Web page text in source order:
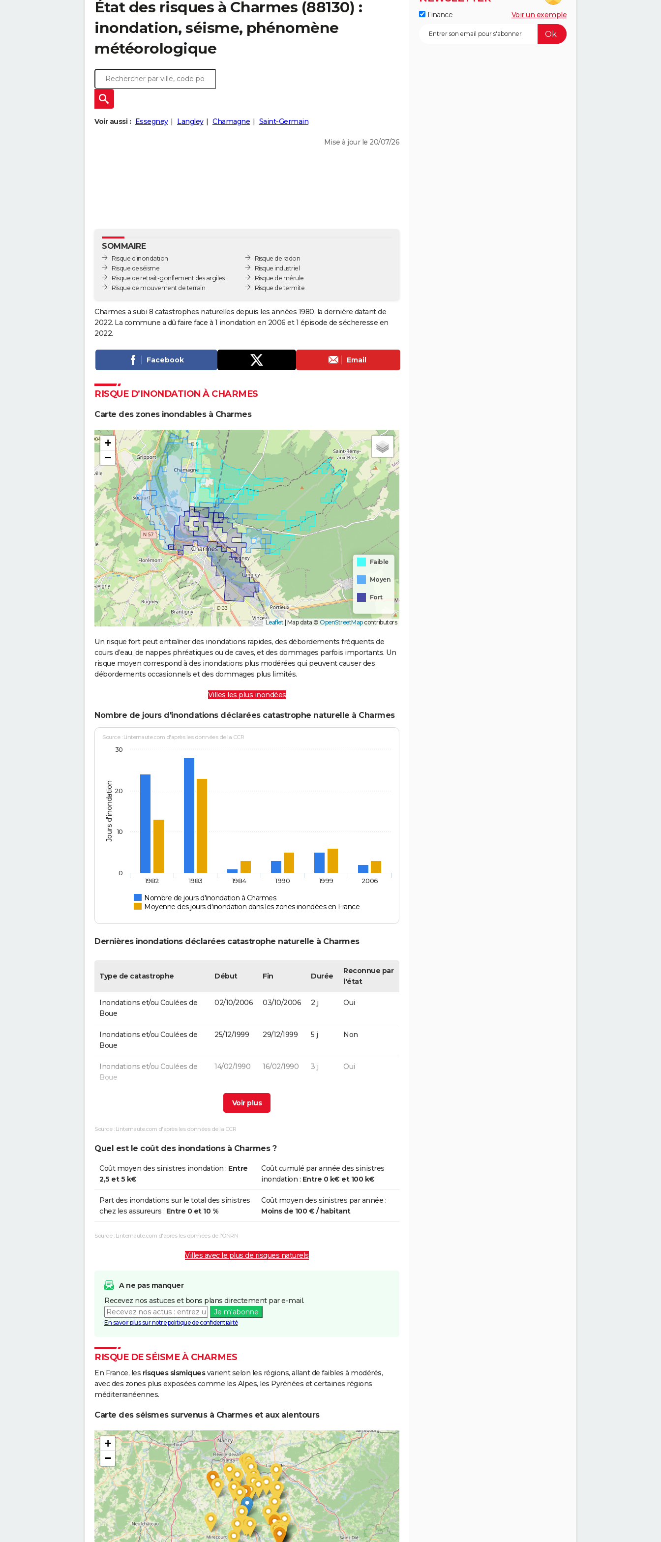
État des risques à Charmes (88130) :
inondation, séisme, phénomène
météorologique
Voir aussi : Essegney Langley Chamagne Saint-Germain
Mise à jour le 20/07/26
SOMMAIRE
Risque d’inondation
Risque de séisme
Risque de retrait-gonflement des argiles
Risque de mouvement de terrain
Risque de radon
Risque industriel
Risque de mérule
Risque de termite
Charmes a subi 8 catastrophes naturelles depuis les années 1980, la dernière datant de
2022. La commune a dû faire face à 1 inondation en 2006 et 1 épisode de sécheresse en
2022.
Facebook Email
RISQUE D’INONDATION À CHARMES
Carte des zones inondables à Charmes
+
−
Faible
Moyen
Fort
Leaflet Map data © OpenStreetMapcontributors
Un risque fort peut entraîner des inondations rapides, des débordements fréquents de
cours d’eau, de nappes phréatiques ou de caves, et des dommages parfois importants. Un
risque moyen correspond à des inondations plus modérées qui peuvent causer des
débordements occasionnels et des dommages plus limités.
Villes les plus inondées
Nombre de jours d'inondations déclarées catastrophe naturelle à Charmes
Jours d'inondation
Source : Linternaute.com d'après les données de la CCR
Nombre de jours d'inondation à Charmes
Moyenne des jours d'inondation dans les zones inondées en France
1982 1983 1984 1990 1999 2006
0
10
20
30
Dernières inondations déclarées catastrophe naturelle à Charmes
Type de catastrophe Début Fin Durée
Reconnue par
l'état
Inondations et/ou Coulées de
Boue
02/10/2006 03/10/2006 2 j Oui
Inondations et/ou Coulées de
Boue
25/12/1999 29/12/1999 5 j Non
Inondations et/ou Coulées de
Boue
14/02/1990 16/02/1990 3 j Oui
11/07/1984 11/07/1984
Inondations et/ou Coulées de
01/04/1983
Boue
Source : Linternaute.com d'après les données de la CCR
Quel est le coût des inondations à Charmes ?
Coût moyen des sinistres inondation : Entre
2,5 et 5 k€
Coût cumulé par année des sinistres
inondation : Entre 0 k€ et 100 k€
Part des inondations sur le total des sinistres
chez les assureurs : Entre 0 et 10 %
Coût moyen des sinistres par année :
Moins de 100 € / habitant
Source : Linternaute.com d'après les données de l'ONRN
Villes avec le plus de risques naturels
A ne pas manquer
Recevez nos astuces et bons plans directement par e-mail.
Je m'abonne
En savoir plus sur notre politique de confidentialité
RISQUE DE SÉISME À CHARMES
En France, les risques sismiquesvarient selon les régions, allant de faibles à modérés,
avec des zones plus exposées comme les Alpes, les Pyrénées et certaines régions
méditerranéennes.
Carte des séismes survenus à Charmes et aux alentours
+
−
Finance Voir un exemple